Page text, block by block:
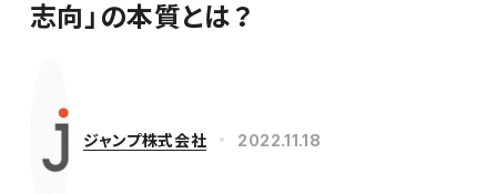
志向」の本質とは？
ジャンプ株式会社 2022.11.18